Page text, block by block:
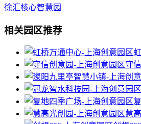
徐汇核心智慧园
相关园区推荐
守
慧